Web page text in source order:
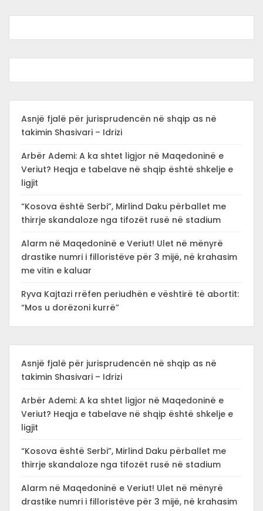
Asnjë fjalë për jurisprudencën në shqip as në
takimin Shasivari – Idrizi
Arbër Ademi: A ka shtet ligjor në Maqedoninë e
Veriut? Heqja e tabelave në shqip është shkelje e
ligjit
“Kosova është Serbi”, Mirlind Daku përballet me
thirrje skandaloze nga tifozët rusë në stadium
Alarm në Maqedoninë e Veriut! Ulet në mënyrë
drastike numri i filloristëve për 3 mijë, në krahasim
me vitin e kaluar
Ryva Kajtazi rrëfen periudhën e vështirë të abortit:
“Mos u dorëzoni kurrë”
Asnjë fjalë për jurisprudencën në shqip as në
takimin Shasivari – Idrizi
Arbër Ademi: A ka shtet ligjor në Maqedoninë e
Veriut? Heqja e tabelave në shqip është shkelje e
ligjit
“Kosova është Serbi”, Mirlind Daku përballet me
thirrje skandaloze nga tifozët rusë në stadium
Alarm në Maqedoninë e Veriut! Ulet në mënyrë
drastike numri i filloristëve për 3 mijë, në krahasim